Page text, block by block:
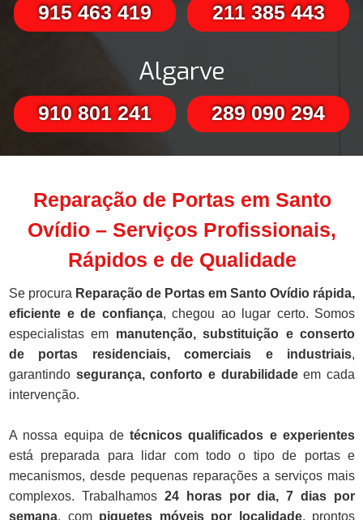
915 463 419 211 385 443
Algarve
910 801 241 289 090 294
Reparação de Portas em Santo
Ovídio – Serviços Profissionais,
Rápidos e de Qualidade
Se procura Reparação de Portas em Santo Ovídio rápida,
eficiente e de confiança, chegou ao lugar certo. Somos
especialistas em manutenção, substituição e conserto
de portas residenciais, comerciais e industriais,
garantindo segurança, conforto e durabilidadeem cada
intervenção.
A nossa equipa detécnicos qualificados e experientes
está preparada para lidar com todo o tipo de portas e
mecanismos, desde pequenas reparações a serviços mais
complexos. Trabalhamos 24 horas por dia, 7 dias por
semana, com piquetes móveis por localidade, prontos